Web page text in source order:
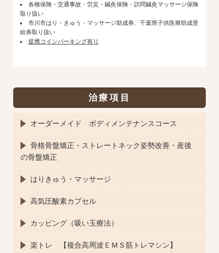
各種保険・交通事故・労災・鍼灸保険・訪問鍼灸マッサージ保険
取り扱い
市川市はり・きゅう・マッサージ助成券、千葉県子供医療助成受
給券取り扱い
提携コインパーキング有り
治療項目
オーダーメイド ボディメンテナンスコース
骨格骨盤矯正・ストレートネック姿勢改善・産後
の骨盤矯正
はりきゅう・マッサージ
高気圧酸素カプセル
カッピング（吸い玉療法）
楽トレ 【複合高周波ＥＭＳ筋トレマシン】